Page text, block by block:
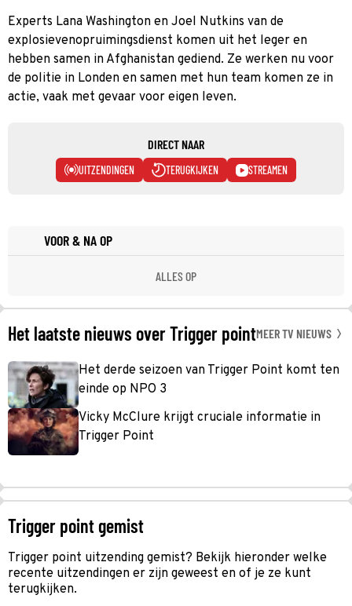
Experts Lana Washington en Joel Nutkins van de
explosievenopruimingsdienst komen uit het leger en
hebben samen in Afghanistan gediend. Ze werken nu voor
de politie in Londen en samen met hun team komen ze in
actie, vaak met gevaar voor eigen leven.
DIRECT NAAR
UITZENDINGEN TERUGKIJKEN STREAMEN
VOOR & NA OP
ALLES OP
Het laatste nieuws over Trigger pointMEER TV NIEUWS
Het derde seizoen van Trigger Point komt ten
einde op NPO 3
Vicky McClure krijgt cruciale informatie in
Trigger Point
Trigger point gemist
Trigger point uitzending gemist? Bekijk hieronder welke
recente uitzendingen er zijn geweest en of je ze kunt
terugkijken.